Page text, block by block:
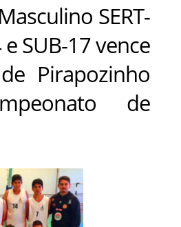
SERT-
e SUB-17 vence
Pirapozinho
de